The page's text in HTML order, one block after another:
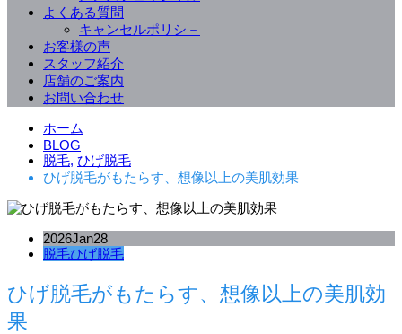
よくある質問
キャンセルポリシ－
お客様の声
スタッフ紹介
店舗のご案内
お問い合わせ
ホーム
BLOG
脱毛, ひげ脱毛
ひげ脱毛がもたらす、想像以上の美肌効果
2026Jan28
脱毛ひげ脱毛
ひげ脱毛がもたらす、想像以上の美肌効
果